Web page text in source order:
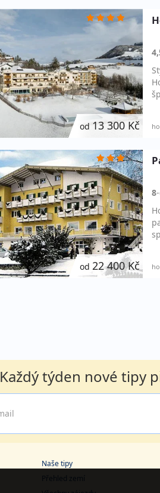
od 13 300 Kč
od 22 400 Kč
8
Každý týden nové tipy
Naše tipy
Přehled zemí